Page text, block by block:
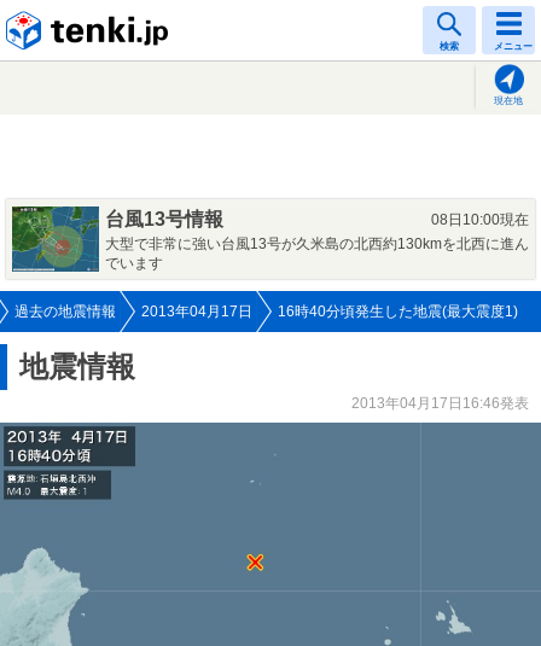
検索 メニュー
現在地
台風13号情報
08日10:00現在
大型で非常に強い台風13号が久米島の北西約130kmを北西に進ん
でいます
過去の地震情報 2013年04月17日 16時40分頃発生した地震(最大震度1)
地震情報
2013年04月17日16:46発表